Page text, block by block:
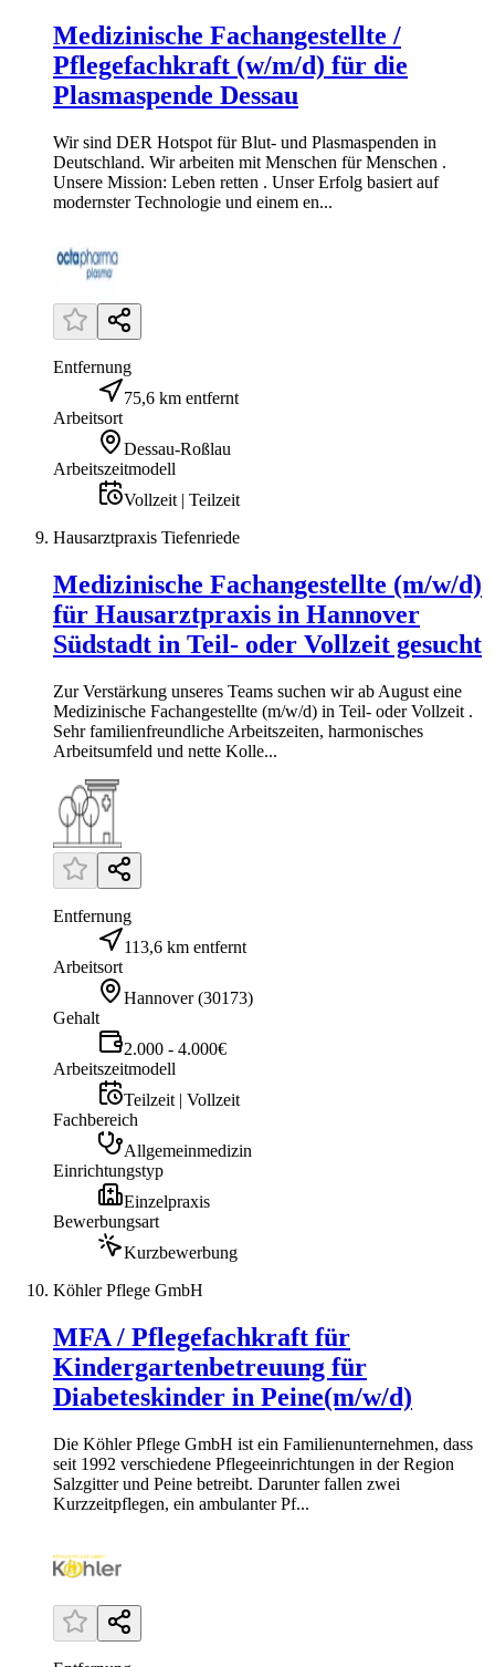
Medizinische Fachangestellte /
Pflegefachkraft (w/m/d) für die
Plasmaspende Dessau
Wir sind DER Hotspot für Blut- und Plasmaspenden in
Deutschland. Wir arbeiten mit Menschen für Menschen .
Unsere Mission: Leben retten . Unser Erfolg basiert auf
modernster Technologie und einem en...
Entfernung
75,6 km entfernt
Arbeitsort
Dessau-Roßlau
Arbeitszeitmodell
Vollzeit | Teilzeit
Hausarztpraxis Tiefenriede
Medizinische Fachangestellte (m/w/d)
für Hausarztpraxis in Hannover
Südstadt in Teil- oder Vollzeit gesucht
Zur Verstärkung unseres Teams suchen wir ab August eine
Medizinische Fachangestellte (m/w/d) in Teil- oder Vollzeit .
Sehr familienfreundliche Arbeitszeiten, harmonisches
Arbeitsumfeld und nette Kolle...
Entfernung
113,6 km entfernt
Arbeitsort
Hannover (30173)
Gehalt
2.000 - 4.000€
Arbeitszeitmodell
Teilzeit | Vollzeit
Fachbereich
Allgemeinmedizin
Einrichtungstyp
Einzelpraxis
Bewerbungsart
Kurzbewerbung
Köhler Pflege GmbH
MFA / Pflegefachkraft für
Kindergartenbetreuung für
Diabeteskinder in Peine(m/w/d)
Die Köhler Pflege GmbH ist ein Familienunternehmen, dass
seit 1992 verschiedene Pflegeeinrichtungen in der Region
Salzgitter und Peine betreibt. Darunter fallen zwei
Kurzzeitpflegen, ein ambulanter Pf...